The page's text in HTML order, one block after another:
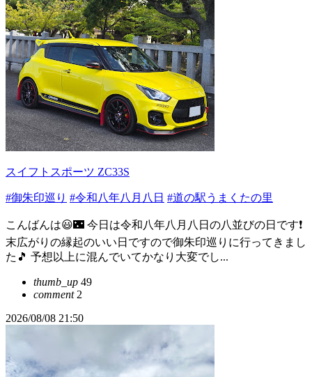
スイフトスポーツ ZC33S
#御朱印巡り #令和八年八月八日 #道の駅うまくたの里
こんばんは😃🌃 今日は令和八年八月八日の八並びの日です❗️
末広がりの縁起のいい日ですので御朱印巡りに行ってきまし
た🎵 予想以上に混んでいてかなり大変でし...
thumb_up 49
comment2
2026/08/08 21:50